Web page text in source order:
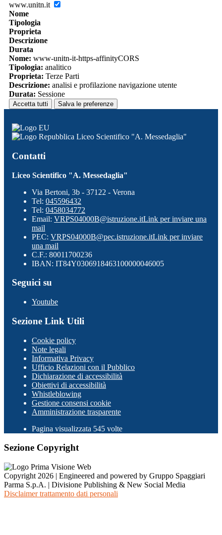
www.unitn.it
Nome
Tipologia
Proprieta
Descrizione
Durata
Nome: www-unitn-it-https-affinityCORS
Tipologia: analitico
Proprieta: Terze Parti
Descrizione: analisi e profilazione navigazione utente
Durata: Sessione
Accetta tutti Salva le preferenze
Liceo Scientifico "A. Messedaglia"
Contatti
Liceo Scientifico "A. Messedaglia"
Via Bertoni, 3b - 37122 - Verona
Tel: 045596432
Tel: 0458034772
Email: VRPS04000B@istruzione.itLink per inviare una
mail
PEC: VRPS04000B@pec.istruzione.itLink per inviare
una mail
C.F.: 80011700236
IBAN: IT84Y0306918463100000046005
Seguici su
Youtube
Sezione Link Utili
Cookie policy
Note legali
Informativa Privacy
Ufficio Relazioni con il Pubblico
Dichiarazione di accessibilità
Obiettivi di accessibilità
Whistleblowing
Gestione consensi cookie
Amministrazione trasparente
Pagina visualizzata 545 volte
Sezione Copyright
Copyright 2026 | Engineered and powered by Gruppo Spaggiari
Parma S.p.A. | Divisione Publishing & New Social Media
Disclaimer trattamento dati personali